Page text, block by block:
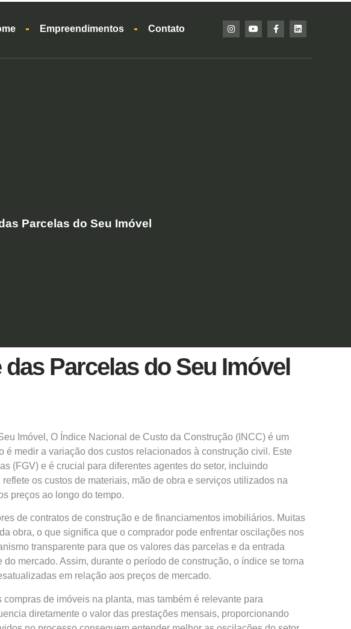
Empreendimentos Contato
Parcelas do Seu Imóvel
Parcelas do Seu Imóvel
Imóvel, O Índice Nacional de Custo da Construção (INCC) é um
medir a variação dos custos relacionados à construção civil. Este
(FGV) e é crucial para diferentes agentes do setor, incluindo
os custos de materiais, mão de obra e serviços utilizados na
preços ao longo do tempo.
de contratos de construção e de financiamentos imobiliários. Muitas
obra, o que significa que o comprador pode enfrentar oscilações nos
transparente para que os valores das parcelas e da entrada
mercado. Assim, durante o período de construção, o índice se torna
em relação aos preços de mercado.
de imóveis na planta, mas também é relevante para
diretamente o valor das prestações mensais, proporcionando